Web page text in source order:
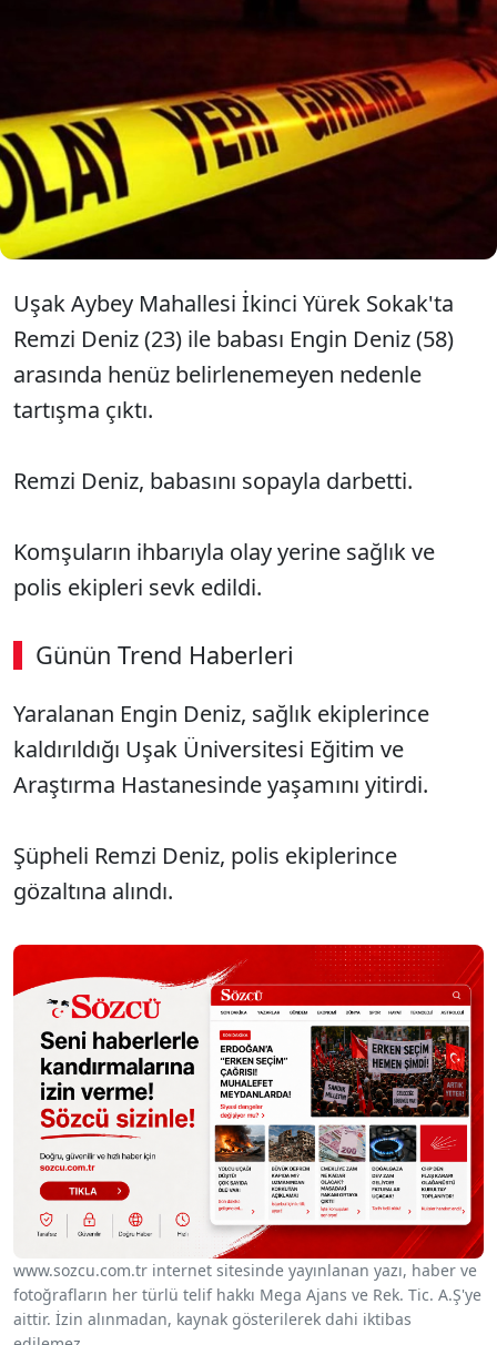
Uşak'ta bir kişi henüz belirlenemeyen bir
nedenle tartıştığı babasını sopayla
darbetti. Yaralı olarak hastaneye
kaldırılan baba, kurtarılamadı.
Uşak Aybey Mahallesi İkinci Yürek Sokak'ta
Remzi Deniz (23) ile babası Engin Deniz (58)
arasında henüz belirlenemeyen nedenle
tartışma çıktı.
Remzi Deniz, babasını sopayla darbetti.
Komşuların ihbarıyla olay yerine sağlık ve
polis ekipleri sevk edildi.
Günün Trend Haberleri
Yaralanan Engin Deniz, sağlık ekiplerince
kaldırıldığı Uşak Üniversitesi Eğitim ve
Araştırma Hastanesinde yaşamını yitirdi.
Şüpheli Remzi Deniz, polis ekiplerince
gözaltına alındı.
www.sozcu.com.tr internet sitesinde yayınlanan yazı, haber ve
fotoğrafların her türlü telif hakkı Mega Ajans ve Rek. Tic. A.Ş'ye
aittir. İzin alınmadan, kaynak gösterilerek dahi iktibas